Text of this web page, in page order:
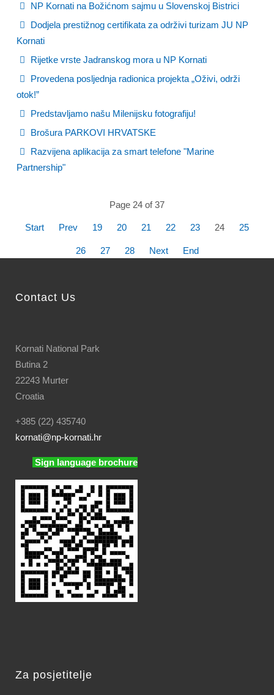
NP Kornati na Božićnom sajmu u Slovenskoj Bistrici
Dodjela prestižnog certifikata za održivi turizam JU NP
Kornati
Rijetke vrste Jadranskog mora u NP Kornati
Provedena posljednja radionica projekta „Oživi, održi
otok!”
Predstavljamo našu Milenijsku fotografiju!
Brošura PARKOVI HRVATSKE
Razvijena aplikacija za smart telefone "Marine
Partnership"
Page 24 of 37
Start Prev 19 20 21 22 23 24 25
26 27 28 Next End
Contact Us
Kornati National Park
Butina 2
22243 Murter
Croatia
+385 (22) 435740
kornati@np-kornati.hr
Sign language brochure
Za posjetitelje